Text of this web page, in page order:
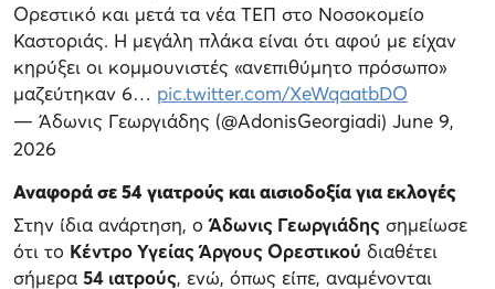
Ορεστικό και μετά τα νέα ΤΕΠ στο Νοσοκομείο
Καστοριάς. Η μεγάλη πλάκα είναι ότι αφού με είχαν
κηρύξει οι κομμουνιστές «ανεπιθύμητο πρόσωπο»
μαζεύτηκαν 6… pic.twitter.com/XeWqaatbDO
— Άδωνις Γεωργιάδης (@AdonisGeorgiadi) June 9,
2026
Αναφορά σε 54 γιατρούς και αισιοδοξία για εκλογές
Στην ίδια ανάρτηση, οΆδωνις Γεωργιάδης σημείωσε
ότι το Κέντρο Υγείας Άργους Ορεστικού διαθέτει
σήμερα 54 ιατρούς, ενώ, όπως είπε, αναμένονται